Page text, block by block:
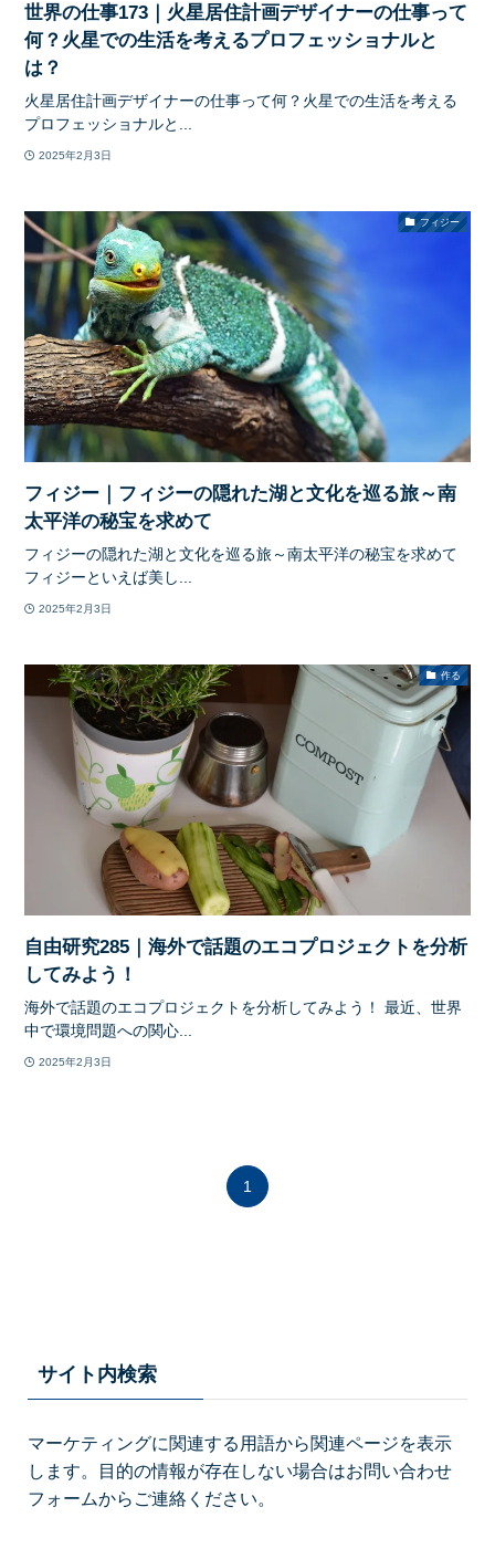
世界の仕事173｜火星居住計画デザイナーの仕事って
何？火星での生活を考えるプロフェッショナルと
は？
火星居住計画デザイナーの仕事って何？火星での生活を考える
プロフェッショナルと...
2025年2月3日
フィジー
フィジー｜フィジーの隠れた湖と文化を巡る旅～南
太平洋の秘宝を求めて
フィジーの隠れた湖と文化を巡る旅～南太平洋の秘宝を求めて
フィジーといえば美し...
2025年2月3日
作る
自由研究285｜海外で話題のエコプロジェクトを分析
してみよう！
海外で話題のエコプロジェクトを分析してみよう！ 最近、世界
中で環境問題への関心...
2025年2月3日
1
サイト内検索
マーケティングに関連する用語から関連ページを表示
します。目的の情報が存在しない場合はお問い合わせ
フォームからご連絡ください。